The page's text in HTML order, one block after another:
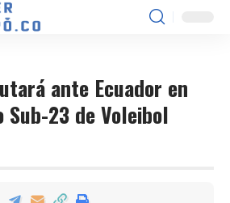
ante Ecuador en
Sub-23 de Voleibol